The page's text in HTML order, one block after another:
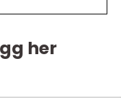
her